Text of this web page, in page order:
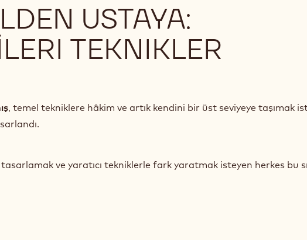
USTAYA:
TEKNIKLER
, temel tekniklere hâkim ve artık kendini bir üst seviyeye taşımak
ve yaratıcı tekniklerle fark yaratmak isteyen herkes bu